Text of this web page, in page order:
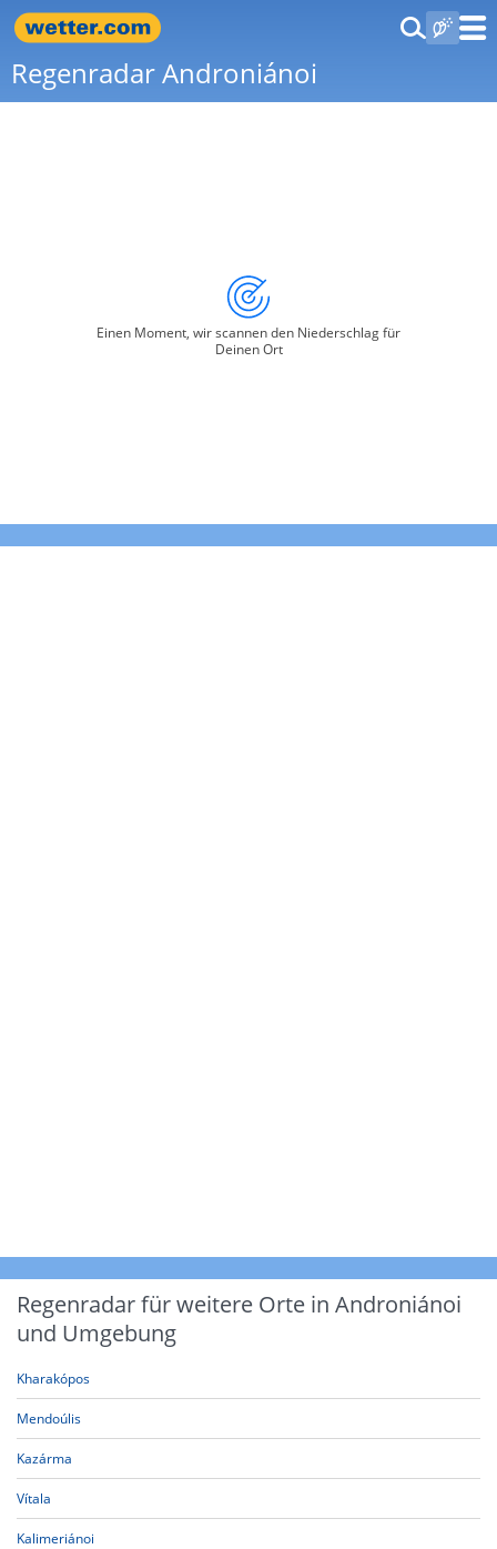
Regenradar Androniánoi
Einen Moment, wir scannen den Niederschlag für
Deinen Ort
Regenradar für weitere Orte in Androniánoi
und Umgebung
Kharakópos
Mendoúlis
Kazárma
Vítala
Kalimeriánoi